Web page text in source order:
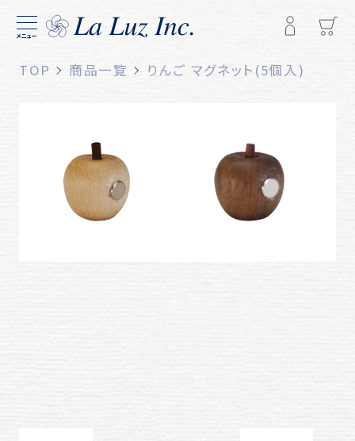
メニュー
TOP 商品一覧 りんご マグネット(5個入)